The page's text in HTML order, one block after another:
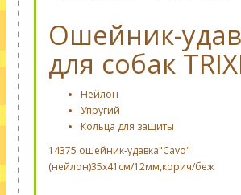
Ошейник-
для собак
Нейлон
Упругий
Кольца для защиты
14375 ошейник-удавка"Cavo"
(нейлон)35х41см/12мм,корич/беж